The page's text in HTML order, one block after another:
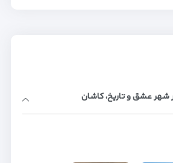
شهر عشق و تاریخ، کاشان